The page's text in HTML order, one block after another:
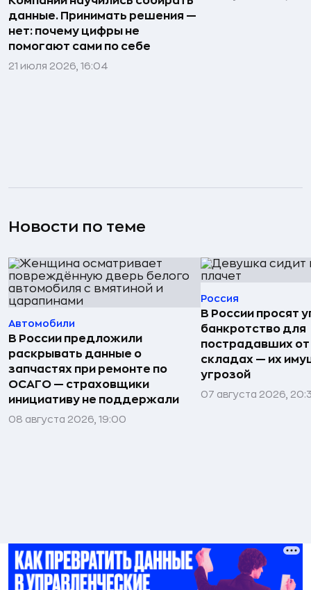
данные. Принимать решения —
нет: почему цифры не
помогают сами по себе
21 июля 2026, 16:04
Новости по теме
Автомобили
В России предложили
раскрывать данные о
запчастях при ремонте по
ОСАГО — страховщики
инициативу не поддержали
08 августа 2026, 19:00
Россия
В России просят
банкротство для
пострадавших
складах — их
угрозой
07 августа 2026,